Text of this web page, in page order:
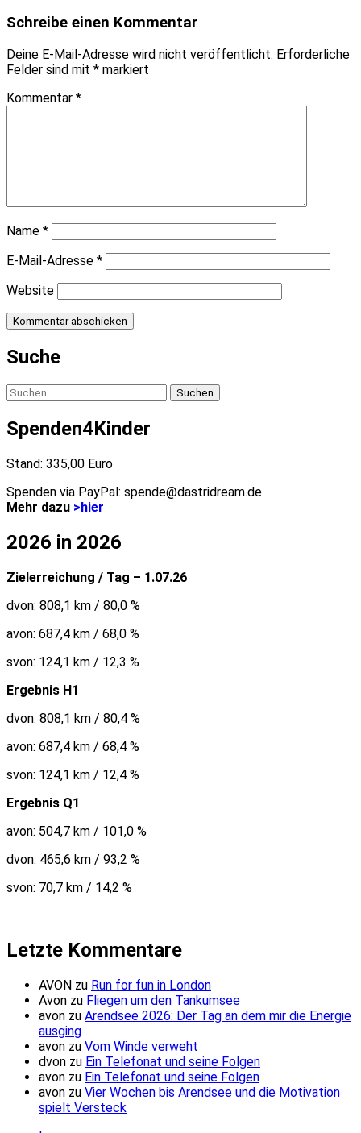
Schreibe einen Kommentar
Deine E-Mail-Adresse wird nicht veröffentlicht. Erforderliche
Felder sind mit * markiert
Kommentar *
Name *
E-Mail-Adresse *
Website
Suche
Suchen
nach:
Spenden4Kinder
Stand: 335,00 Euro
Spenden via PayPal: spende@dastridream.de
Mehr dazu >hier
2026 in 2026
Zielerreichung / Tag – 1.07.26
dvon: 808,1 km / 80,0 %
avon: 687,4 km / 68,0 %
svon: 124,1 km / 12,3 %
Ergebnis H1
dvon: 808,1 km / 80,4 %
avon: 687,4 km / 68,4 %
svon: 124,1 km / 12,4 %
Ergebnis Q1
avon: 504,7 km / 101,0 %
dvon: 465,6 km / 93,2 %
svon: 70,7 km / 14,2 %
Letzte Kommentare
AVON zu Run for fun in London
Avon zu Fliegen um den Tankumsee
avon zu Arendsee 2026: Der Tag an dem mir die Energie
ausging
avon zu Vom Winde verweht
dvon zu Ein Telefonat und seine Folgen
avon zu Ein Telefonat und seine Folgen
avon zu Vier Wochen bis Arendsee und die Motivation
spielt Versteck